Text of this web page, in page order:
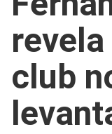
club